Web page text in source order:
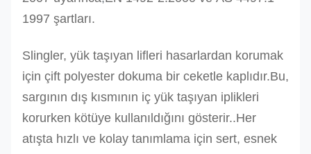
1997 şartları.
Slingler, yük taşıyan lifleri hasarlardan korumak
için çift polyester dokuma bir ceketle kaplıdır.Bu,
sargının dış kısmının iç yük taşıyan iplikleri
korurken kötüye kullanıldığını gösterir..Her
atışta hızlı ve kolay tanımlama için sert, esnek